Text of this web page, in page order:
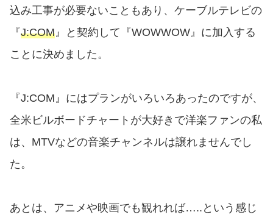
込み工事が必要ないこともあり、ケーブルテレビの
『J:COM 』と契約して『WOWWOW』に加入する
ことに決めました。
『J:COM』にはプランがいろいろあったのですが、
全米ビルボードチャートが大好きで洋楽ファンの私
は、MTVなどの音楽チャンネルは譲れませんでし
た。
あとは、アニメや映画でも観れれば…..という感じ